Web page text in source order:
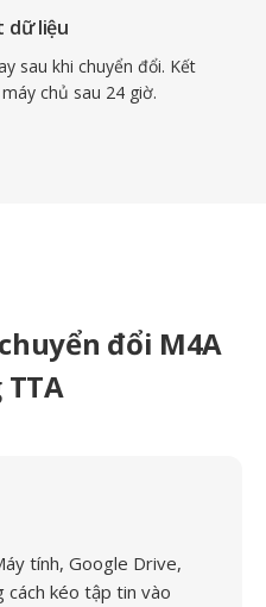
dữ liệu
sau khi chuyển đổi. Kết
chủ sau 24 giờ.
đổi M4A
TTA
tính, Google Drive,
cách kéo tập tin vào